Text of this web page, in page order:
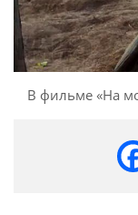
В фильме «На